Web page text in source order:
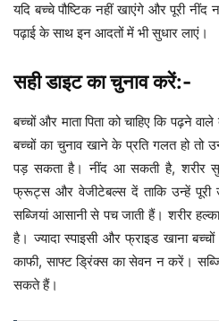
यदि बच्चे पौष्टिक नहीं खाएंगे और पूरी नींद
पढ़ाई के साथ इन आदतों में भी सुधार लाएं।
सही डाइट का चुनाव करें:-
बच्चों और माता पिता को चाहिए कि पढ़ने
बच्चों का चुनाव खाने के प्रति गलत हो तो
पड़ सकता है। नींद आ सकती है, शरीर
फ्रूट्स और वेजीटेबल्स दें ताकि उन्हें
सब्जियां आसानी से पच जाती हैं। शरीर
है। ज्यादा स्पाइसी और फ्राइड खाना
काफी, साफ्ट ड्रिंक्स का सेवन न करें।
सकते हैं।